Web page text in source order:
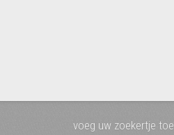
voeg uw zoekertje toe